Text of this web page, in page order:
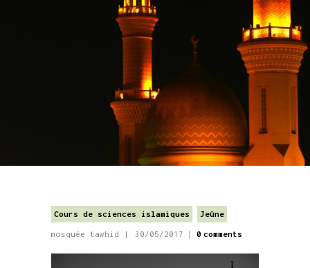
Cours de sciences islamiques Jeûne
mosquée tawhid 30/05/2017 0 comments